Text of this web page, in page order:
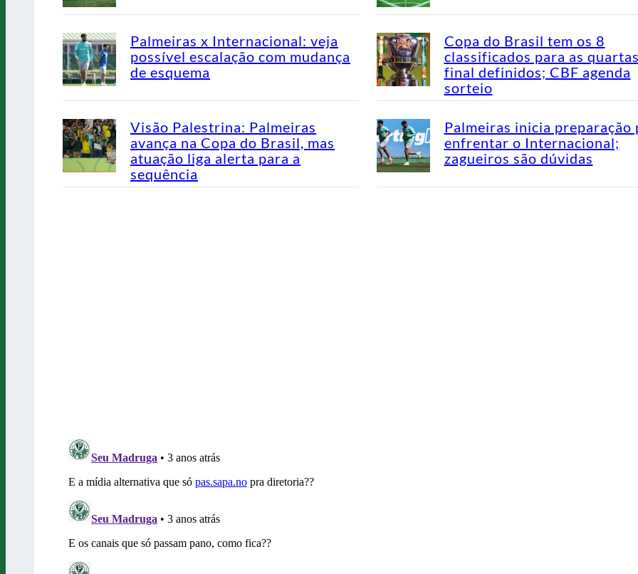
Palmeiras x Internacional: veja
possível escalação com mudança
de esquema
Copa do Brasil tem os 8
classificados para as
final definidos; CBF agenda
sorteio
Visão Palestrina: Palmeiras
avança na Copa do Brasil, mas
atuação liga alerta para a
sequência
Palmeiras inicia preparação
enfrentar o Internacional;
zagueiros são dúvidas